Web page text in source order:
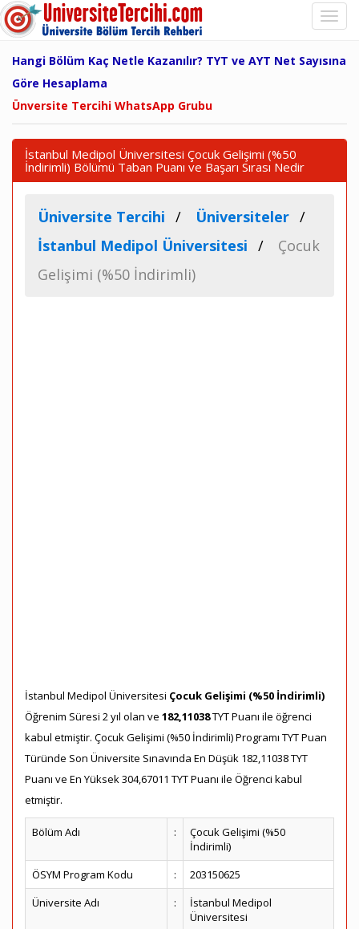
Hangi Bölüm Kaç Netle Kazanılır? TYT ve AYT Net Sayısına
Göre Hesaplama
Ünversite Tercihi WhatsApp Grubu
İstanbul Medipol Üniversitesi Çocuk Gelişimi (%50
İndirimli) Bölümü Taban Puanı ve Başarı Sırası Nedir
Üniversite Tercihi
Üniversiteler
İstanbul Medipol Üniversitesi
Çocuk
Gelişimi (%50 İndirimli)
İstanbul Medipol Üniversitesi Çocuk Gelişimi (%50 İndirimli)
Öğrenim Süresi 2 yıl olan ve 182,11038TYT Puanı ile öğrenci
kabul etmiştir. Çocuk Gelişimi (%50 İndirimli) Programı TYT Puan
Türünde Son Üniversite Sınavında En Düşük 182,11038 TYT
Puanı ve En Yüksek 304,67011 TYT Puanı ile Öğrenci kabul
etmiştir.
Bölüm Adı :
Çocuk Gelişimi (%50
İndirimli)
ÖSYM Program Kodu
:
203150625
Üniversite Adı
:
İstanbul Medipol
Üniversitesi